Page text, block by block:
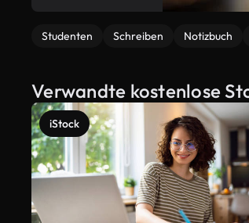
Studenten Schreiben Notizbuch
Verwandte kostenlose
iStock